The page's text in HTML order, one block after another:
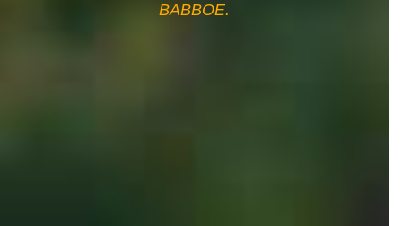
BABBOE.